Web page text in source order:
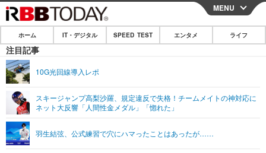
CLOSE
ホーム
IT・デジタル
ネタ ガジェット・ツール
ショッピング その他
SPEED TEST
エンタメ
エンタメTOP 映画・ドラマ
ライフ
MENU
ホーム IT・デジタル SPEED TEST エンタメ ライフ
注目記事
10G光回線導入レポ
スキージャンプ高梨沙羅、規定違反で失格！チームメイトの神対応に
ネット大反響「人間性金メダル」「惚れた」
羽生結弦、公式練習で穴にハマったことはあったが……